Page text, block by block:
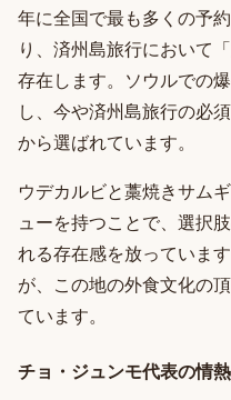
年に全国で最も多くの予
り、済州島旅行において
存在します。ソウルでの
し、今や済州島旅行の必
から選ばれています。
ウデカルビと藁焼きサム
ューを持つことで、選択
れる存在感を放っていま
が、この地の外食文化の
ています。
チョ・ジュンモ代表の情